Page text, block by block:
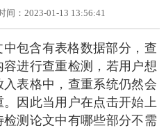
间：2023-01-13 13:56:41
包含有表格数据部分，查
进行查重检测，若用户想
表格中，查重系统仍然会
因此当用户在点击开始上
测论文中有哪些部分不需